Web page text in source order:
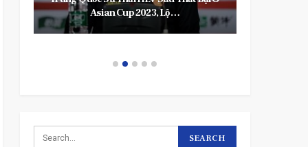
Asian Cup 2023, Lộ…